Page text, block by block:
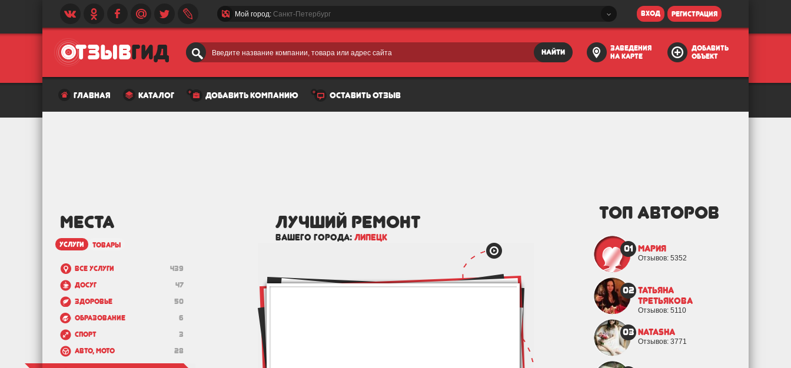
Введите название компании, товара или адрес сайта
Мой город: Санкт-Петербург вход регистрация
найти
заведения
на карте
добавить
объект
главная каталог добавить компанию оставить отзыв
МЕСТА
услуги товары
439
Все услуги
47
Досуг
50
Здоровье
6
Образование
3
Спорт
28
Авто, мото
ТОП АВТОРОВ
01 Мария
Отзывов: 5352
02 Татьяна
Третьякова
Отзывов: 5110
03 natasha
Отзывов: 3771
лучший Ремонт
вашего города: Липецк